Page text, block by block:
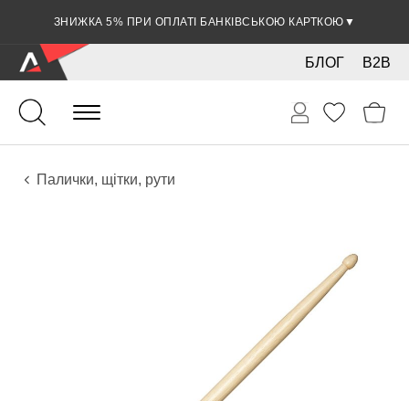
ЗНИЖКА 5% ПРИ ОПЛАТІ БАНКІВСЬКОЮ КАРТКОЮ ▼
B2B
БЛОГ
Ударні
Перкусія
Аксесуари
Палички, щітки, рути